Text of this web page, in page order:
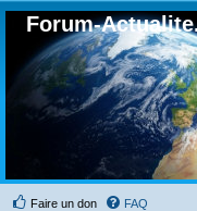
Forum-
Faire un don FAQ